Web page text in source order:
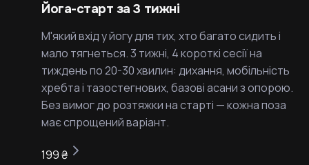
Йога-старт за 3 тижні
М'який вхід у йогу для тих, хто багато сидить і
мало тягнеться. 3 тижні, 4 короткі сесії на
тиждень по 20-30 хвилин: дихання, мобільність
хребта і тазостегнових, базові асани з опорою.
Без вимог до розтяжки на старті — кожна поза
має спрощений варіант.
199 ₴